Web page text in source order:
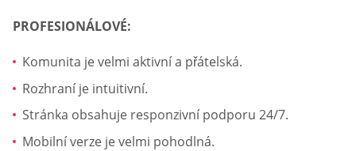
PROFESIONÁLOVÉ:
Komunita je velmi aktivní a přátelská.
Rozhraní je intuitivní.
Stránka obsahuje responzivní podporu 24/7.
Mobilní verze je velmi pohodlná.